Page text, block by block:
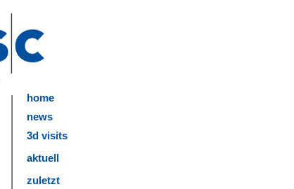
home
news
3d visits
aktuell
zuletzt